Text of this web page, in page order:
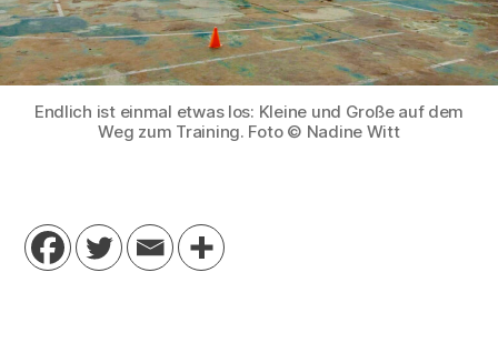
Endlich ist einmal etwas los: Kleine und Große auf dem
Weg zum Training. Foto © Nadine Witt